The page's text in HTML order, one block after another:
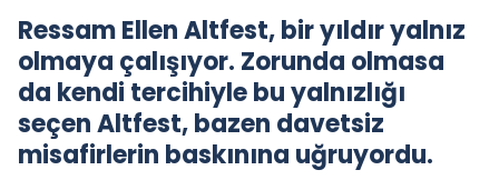
Ressam Ellen Altfest, bir yıldır yalnız
olmaya çalışıyor. Zorunda olmasa
da kendi tercihiyle bu yalnızlığı
seçen Altfest, bazen davetsiz
misafirlerin baskınına uğruyordu.